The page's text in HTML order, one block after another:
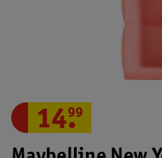
14.
99